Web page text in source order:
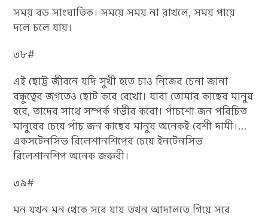
সময় বড় সাংঘাতিক। সময়ে সময় না রাখলে, সময় পায়ে‌
দলে চলে যায়।
৩৮#
এই ছোট্ট জীবনে যদি সুখী হতে চাও নিজের চেনা জানা
বন্ধুত্বের জগতেও ছোট করে রেখো। যারা তোমার কাছের মানুষ
হবে, তাদের সাথে সম্পর্ক গভীর করো। পাঁচশো জন‌ পরিচিত
মানুষের চেয়ে পাঁচ জন কাছের মানুষ অনেকই বেশী দামী।…
একসটেনসিভ রিলেশানশিপের চেয়ে ইনটেনসিভ
রিলেশানশিপ অনেক জরুরী।
৩৯#
মন‌ যখন মন‌ থেকে সরে যায় তখন আদালতে গিয়ে সরে